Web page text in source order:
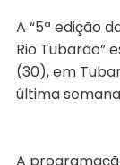
A “5ª edição
Rio Tubarão”
(30), em
última
A